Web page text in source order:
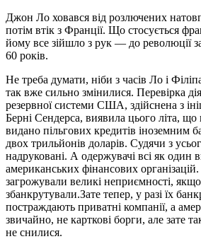
Джон Ло ховався від розлючених
потім втік з Франції. Що стосується
йому все зійшло з рук — до революції
60 років.
Не треба думати, ніби з часів Ло і
так вже сильно змінилися. Перевірка
резервної системи США, здійснена з
Берні Сендерса, виявила цього літа, що
видано пільгових кредитів іноземним
двох трильйонів доларів. Судячи з
надруковані. А одержувачі всі як
американських фінансових
загрожували великі неприємності,
збанкрутували.Зате тепер, у разі їх
постраждають приватні компанії, а
звичайно, не карткові борги, але зате
не снилися.